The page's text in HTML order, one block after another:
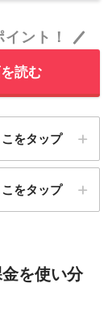
ント！
読む
をタップ
をタップ
を使い分